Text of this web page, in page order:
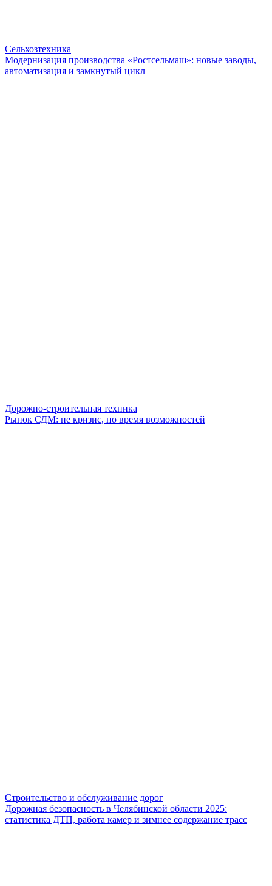
Сельхозтехника
Модернизация производства «Ростсельмаш»: новые заводы,
автоматизация и замкнутый цикл
Дорожно-строительная техника
Рынок СДМ: не кризис, но время возможностей
Строительство и обслуживание дорог
Дорожная безопасность в Челябинской области 2025:
статистика ДТП, работа камер и зимнее содержание трасс